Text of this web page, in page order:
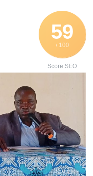
59
/ 100
Score SEO